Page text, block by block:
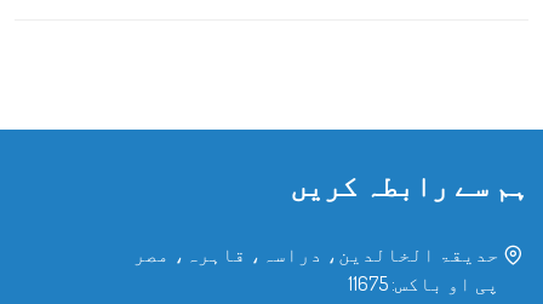
ہم سے رابطہ کریں
حدیقۃ الخالدین، دراسہ، قاہرہ، مصر
پی او باکس: 11675